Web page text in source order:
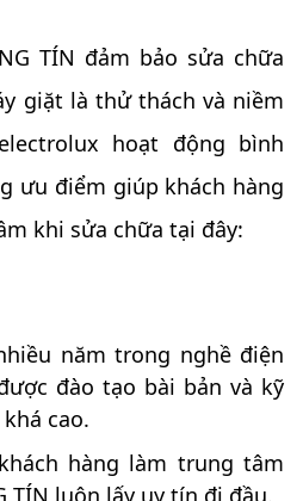
TÍN đảm bảo sửa chữa
giặt là thử thách và niềm
hoạt động bình
ưu điểm giúp khách hàng
khi sửa chữa tại đây:
năm trong nghề điện
đào tạo bài bản và kỹ
cao.
hàng làm trung tâm
TÍN luôn lấy uy tín đi đầu.